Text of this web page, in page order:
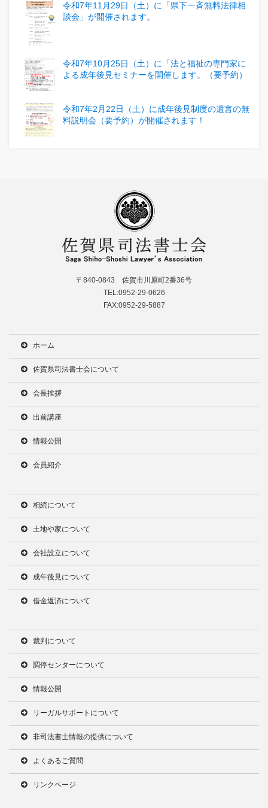
令和7年11月29日（土）に「県下一斉無料法律相
談会」が開催されます。
令和7年10月25日（土）に「法と福祉の専門家に
よる成年後見セミナーを開催します。（要予約）
令和7年2月22日（土）に成年後見制度の遺言の無
料説明会（要予約）が開催されます！
〒840-0843 佐賀市川原町2番36号
TEL:0952-29-0626
FAX:0952-29-5887
ホーム
佐賀県司法書士会について
会長挨拶
出前講座
情報公開
会員紹介
相続について
土地や家について
会社設立について
成年後見について
借金返済について
裁判について
調停センターについて
情報公開
リーガルサポートについて
非司法書士情報の提供について
よくあるご質問
リンクページ